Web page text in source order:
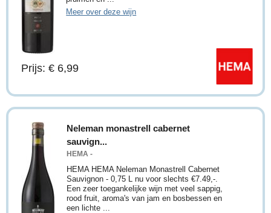
Meer over deze wijn
Prijs: € 6,99
Neleman monastrell cabernet
sauvign...
HEMA -
HEMA HEMA Neleman Monastrell Cabernet
Sauvignon - 0,75 L nu voor slechts €7.49,-.
Een zeer toegankelijke wijn met veel sappig,
rood fruit, aroma's van jam en bosbessen en
een lichte ...